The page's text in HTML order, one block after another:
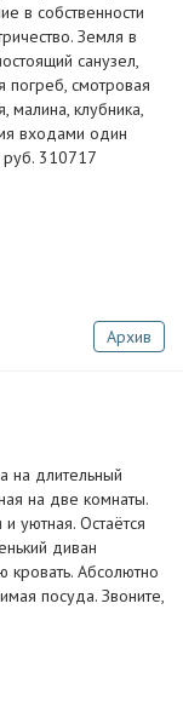
в собственности
Земля в
санузел,
смотровая
малина, клубника,
входами один
руб. 310717
Архив
на длительный
на две комнаты.
уютная. Остаётся
диван
кровать. Абсолютно
посуда. Звоните,